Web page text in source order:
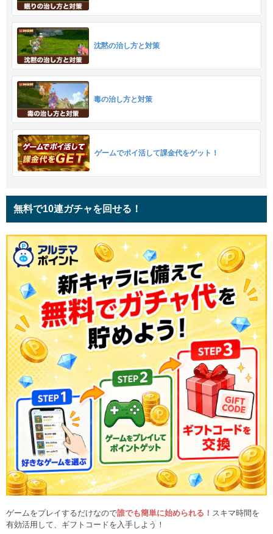
沈黙の治し方と対策
毒の治し方と対策
ゲームでポイ活して課金代をゲット！
無料で10連ガチャを回せる！
ゲームをプレイするだけなので誰でも簡単に始められる！ スキマ時間を
有効活用して、ギフトコードを入手しよう！